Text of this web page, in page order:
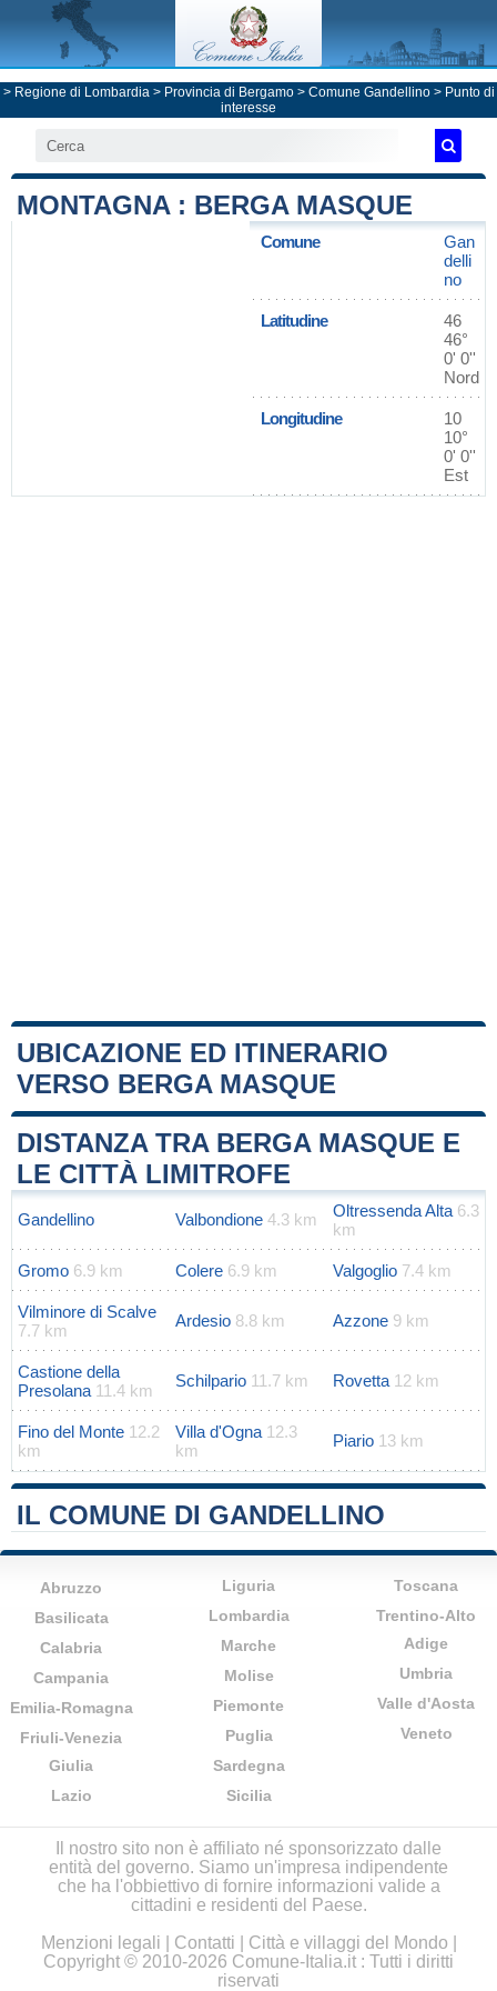
> Regione di Lombardia> Provincia di Bergamo> Comune Gandellino> Punto di
interesse
MONTAGNA : BERGA MASQUE
Comune
Gan
delli
no
Latitudine
46
46°
0' 0''
Nord
Longitudine
10
10°
0' 0''
Est
UBICAZIONE ED ITINERARIO
VERSO BERGA MASQUE
+
−
Leaflet|Map data ©OpenStreetMap
DISTANZA TRA BERGA MASQUE E
LE CITTÀ LIMITROFE
Gandellino Valbondione 4.3 km Oltressenda Alta 6.3
km
Gromo 6.9 km Colere 6.9 km Valgoglio 7.4 km
Vilminore di Scalve
7.7 km
Ardesio 8.8 km Azzone 9 km
Castione della
Presolana 11.4 km
Schilpario 11.7 km Rovetta 12 km
Fino del Monte 12.2
km
Villa d'Ogna 12.3
km
Piario 13 km
IL COMUNE DI GANDELLINO
Abruzzo
Basilicata
Calabria
Campania
Emilia-Romagna
Friuli-Venezia
Giulia
Lazio
Liguria
Lombardia
Marche
Molise
Piemonte
Puglia
Sardegna
Sicilia
Toscana
Trentino-Alto
Adige
Umbria
Valle d'Aosta
Veneto
Il nostro sito non è affiliato né sponsorizzato dalle
entità del governo. Siamo un'impresa indipendente
che ha l'obbiettivo di fornire informazioni valide a
cittadini e residenti del Paese.
Menzioni legali
Contatti Città e villaggi del Mondo
Copyright © 2010-2026 Comune-Italia.it : Tutti i diritti
riservati